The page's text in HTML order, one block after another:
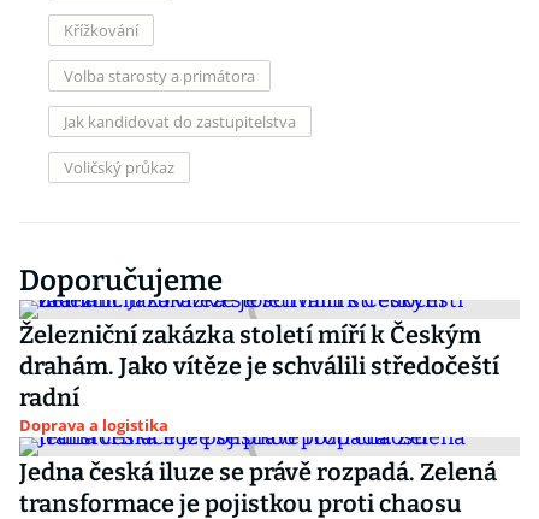
Křížkování
Volba starosty a primátora
Jak kandidovat do zastupitelstva
Voličský průkaz
Doporučujeme
Železniční zakázka století míří k Českým
drahám. Jako vítěze je schválili středočeští
radní
Doprava a logistika
Jedna česká iluze se právě rozpadá. Zelená
transformace je pojistkou proti chaosu